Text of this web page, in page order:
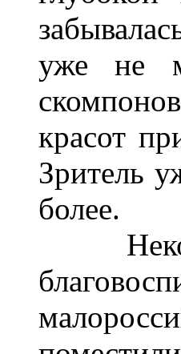
уже не
красот
Зритель
более.